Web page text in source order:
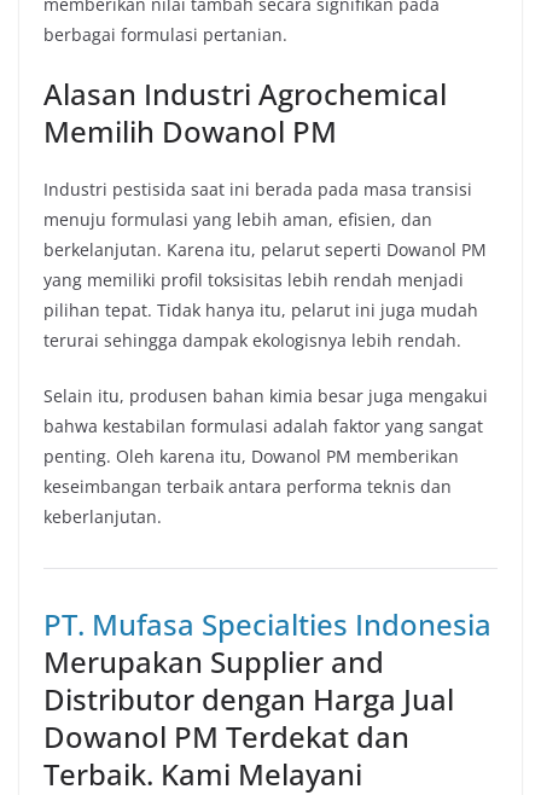
berbagai formulasi pertanian.
Alasan Industri Agrochemical
Memilih Dowanol PM
Industri pestisida saat ini berada pada masa transisi
menuju formulasi yang lebih aman, efisien, dan
berkelanjutan. Karena itu, pelarut seperti Dowanol PM
yang memiliki profil toksisitas lebih rendah menjadi
pilihan tepat. Tidak hanya itu, pelarut ini juga mudah
terurai sehingga dampak ekologisnya lebih rendah.
Selain itu, produsen bahan kimia besar juga mengakui
bahwa kestabilan formulasi adalah faktor yang sangat
penting. Oleh karena itu, Dowanol PM memberikan
keseimbangan terbaik antara performa teknis dan
keberlanjutan.
PT. Mufasa Specialties Indonesia
Merupakan Supplier and
Distributor dengan Harga Jual
Dowanol PM Terdekat dan
Terbaik. Kami Melayani